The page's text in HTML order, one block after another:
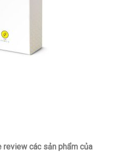
review các sản phẩm của